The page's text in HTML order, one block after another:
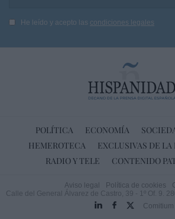
He leído y acepto las condiciones legales
POLÍTICA ECONOMÍA
HEMEROTECA
EXCLUSIVAS DE LA
RADIO Y TELE
CONTENIDO
Aviso legal Política de cookies
Calle del General Álvarez de Castro, 39 - 1º Of. 9.
Comitium